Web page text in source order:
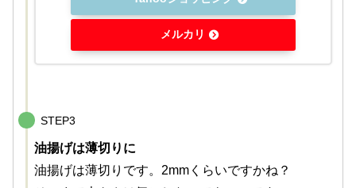
メルカリ
STEP3
油揚げは薄切りに
油揚げは薄切りです。2mmくらいですかね？